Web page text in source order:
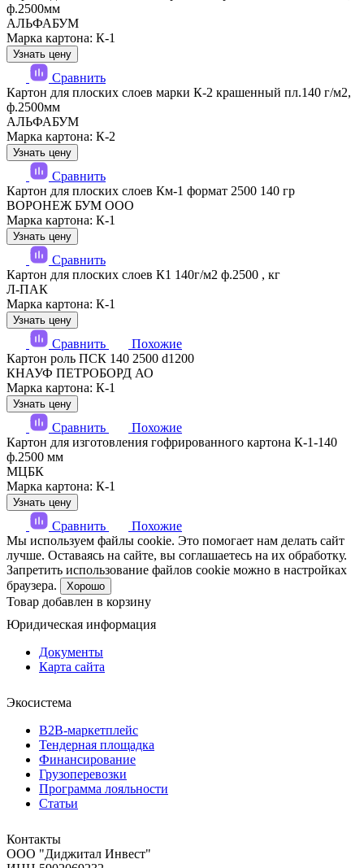
ф.2500мм
АЛЬФАБУМ
Марка картона: К-1
Узнать цену
Сравнить
Картон для плоских слоев марки К-2 крашенный пл.140 г/м2,
ф.2500мм
АЛЬФАБУМ
Марка картона: К-2
Узнать цену
Сравнить
Картон для плоских слоев Км-1 формат 2500 140 гр
ВОРОНЕЖ БУМ ООО
Марка картона: К-1
Узнать цену
Сравнить
Картон для плоских слоев К1 140г/м2 ф.2500 , кг
Л-ПАК
Марка картона: К-1
Узнать цену
Сравнить
Похожие
Картон роль ПСК 140 2500 d1200
КНАУФ ПЕТРОБОРД АО
Марка картона: К-1
Узнать цену
Сравнить
Похожие
Картон для изготовления гофрированного картона К-1-140
ф.2500 мм
МЦБК
Марка картона: К-1
Узнать цену
Сравнить
Похожие
Мы используем файлы cookie. Это помогает нам делать сайт
лучше. Оставаясь на сайте, вы соглашаетесь на их обработку.
Запретить использование файлов cookie можно в настройках
браузера.
Хорошо
Товар добавлен в корзину
Юридическая информация
Документы
Карта сайта
Экосистема
B2B‑маркетплейс
Тендерная площадка
Финансирование
Грузоперевозки
Программа лояльности
Статьи
Контакты
ООО "Диджитал Инвест"